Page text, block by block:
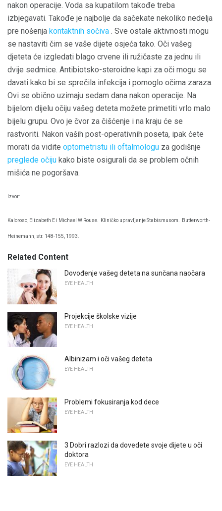
nakon operacije. Voda sa kupatilom takođe treba
izbjegavati. Takođe je najbolje da sačekate nekoliko nedelja
pre nošenja kontaktnih sočiva . Sve ostale aktivnosti mogu
se nastaviti čim se vaše dijete osjeća tako. Oči vašeg
djeteta će izgledati blago crvene ili ružičaste za jednu ili
dvije sedmice. Antibiotsko-steroidne kapi za oči mogu se
davati kako bi se sprečila infekcija i pomoglo očima zaraza.
Ovi se obično uzimaju sedam dana nakon operacije. Na
bijelom dijelu očiju vašeg deteta možete primetiti vrlo malo
bijelu grupu. Ovo je čvor za čišćenje i na kraju će se
rastvoriti. Nakon vaših post-operativnih poseta, ipak ćete
morati da vidite optometristu ili oftalmologu za godišnje
preglede očiju kako biste osigurali da se problem očnih
mišića ne pogoršava.
Izvor:
Kaloroso, Elizabeth E i Michael W Rouse. Kliničko upravljanje Stabismusom. Butterworth-
Heinemann, str. 148-155, 1993.
Related Content
Dovođenje vašeg deteta na sunčana naočara
EYE HEALTH
Projekcije školske vizije
EYE HEALTH
Albinizam i oči vašeg deteta
EYE HEALTH
Problemi fokusiranja kod dece
EYE HEALTH
3 Dobri razlozi da dovedete svoje dijete u oči
doktora
EYE HEALTH